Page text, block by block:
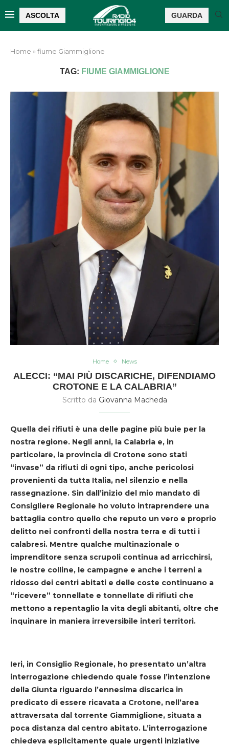
ASCOLTA GUARDA
Home »fiume Giammiglione
TAG: FIUME GIAMMIGLIONE
Home News
ALECCI: “MAI PIÙ DISCARICHE, DIFENDIAMO
CROTONE E LA CALABRIA”
Scritto da Giovanna Macheda
Quella dei rifiuti è una delle pagine più buie per la
nostra regione. Negli anni, la Calabria e, in
particolare, la provincia di Crotone sono stati
“invase” da rifiuti di ogni tipo, anche pericolosi
provenienti da tutta Italia, nel silenzio e nella
rassegnazione. Sin dall’inizio del mio mandato di
Consigliere Regionale ho voluto intraprendere una
battaglia contro quello che reputo un vero e proprio
delitto nei confronti della nostra terra e di tutti i
calabresi. Mentre qualche multinazionale o
imprenditore senza scrupoli continua ad arricchirsi,
le nostre colline, le campagne e anche i terreni a
ridosso dei centri abitati e delle coste continuano a
“ricevere” tonnellate e tonnellate di rifiuti che
mettono a repentaglio la vita degli abitanti, oltre che
inquinare in maniera irreversibile interi territori.
Ieri, in Consiglio Regionale, ho presentato un’altra
interrogazione chiedendo quale fosse l’intenzione
della Giunta riguardo l’ennesima discarica in
predicato di essere ricavata a Crotone, nell’area
attraversata dal torrente Giammiglione, situata a
poca distanza dal centro abitato. L’interrogazione
chiedeva esplicitamente quale urgenti iniziative